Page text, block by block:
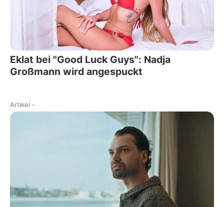
Eklat bei "Good Luck Guys": Nadja
Großmann wird angespuckt
Artikel -